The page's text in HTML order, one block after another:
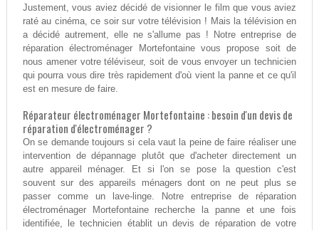
Justement, vous aviez décidé de visionner le film que vous aviez
raté au cinéma, ce soir sur votre télévision ! Mais la télévision en
a décidé autrement, elle ne s'allume pas ! Notre entreprise de
réparation électroménager Mortefontaine vous propose soit de
nous amener votre téléviseur, soit de vous envoyer un technicien
qui pourra vous dire très rapidement d'où vient la panne et ce qu'il
est en mesure de faire.
Réparateur électroménager Mortefontaine : besoin d'un devis de
réparation d'électroménager ?
On se demande toujours si cela vaut la peine de faire réaliser une
intervention de dépannage plutôt que d'acheter directement un
autre appareil ménager. Et si l'on se pose la question c'est
souvent sur des appareils ménagers dont on ne peut plus se
passer comme un lave-linge. Notre entreprise de réparation
électroménager Mortefontaine recherche la panne et une fois
identifiée, le technicien établit un devis de réparation de votre